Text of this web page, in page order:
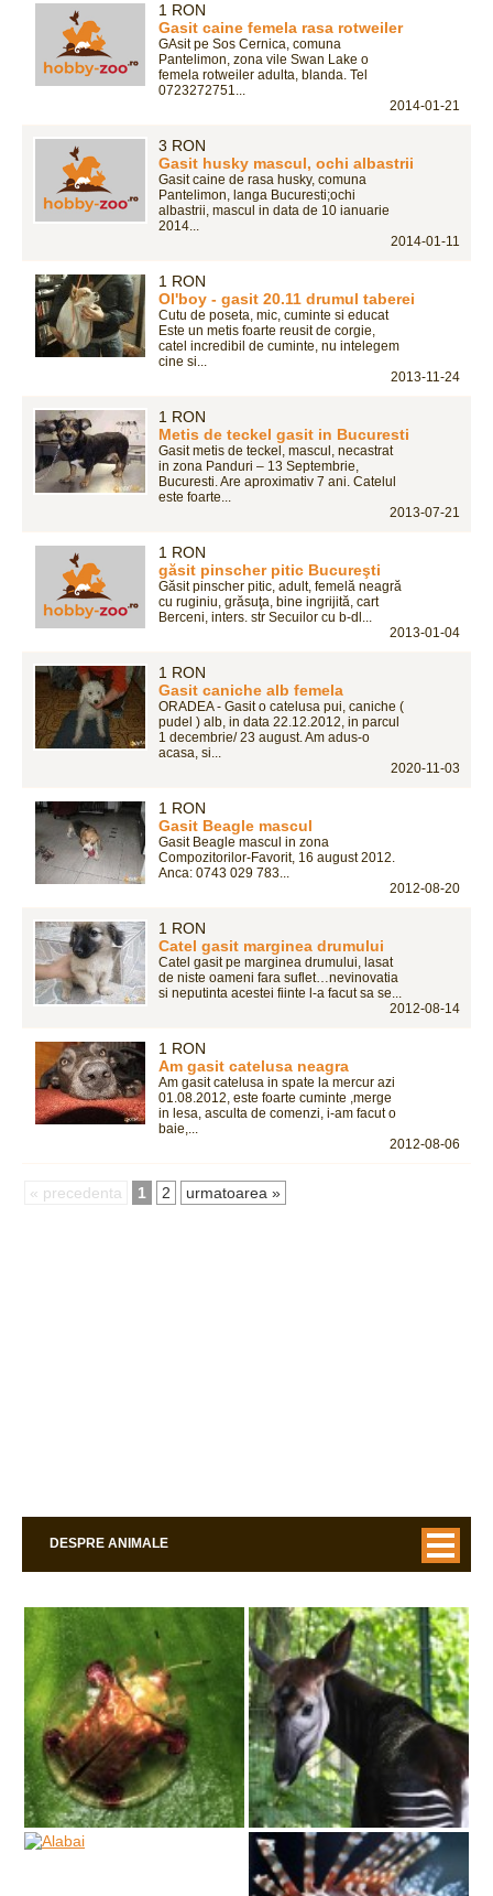
1 RON
Gasit caine femela rasa rotweiler
GAsit pe Sos Cernica, comuna
Pantelimon, zona vile Swan Lake o
femela rotweiler adulta, blanda. Tel
0723272751...
2014-01-21
3 RON
Gasit husky mascul, ochi albastrii
Gasit caine de rasa husky, comuna
Pantelimon, langa Bucuresti;ochi
albastrii, mascul in data de 10 ianuarie
2014...
2014-01-11
1 RON
Ol'boy - gasit 20.11 drumul taberei
Cutu de poseta, mic, cuminte si educat
Este un metis foarte reusit de corgie,
catel incredibil de cuminte, nu intelegem
cine si...
2013-11-24
1 RON
Metis de teckel gasit in Bucuresti
Gasit metis de teckel, mascul, necastrat
in zona Panduri – 13 Septembrie,
Bucuresti. Are aproximativ 7 ani. Catelul
este foarte...
2013-07-21
1 RON
găsit pinscher pitic Bucureşti
Găsit pinscher pitic, adult, femelă neagră
cu ruginiu, grăsuţa, bine ingrijită, cart
Berceni, inters. str Secuilor cu b-dl...
2013-01-04
1 RON
Gasit caniche alb femela
ORADEA - Gasit o catelusa pui, caniche (
pudel ) alb, in data 22.12.2012, in parcul
1 decembrie/ 23 august. Am adus-o
acasa, si...
2020-11-03
1 RON
Gasit Beagle mascul
Gasit Beagle mascul in zona
Compozitorilor-Favorit, 16 august 2012.
Anca: 0743 029 783...
2012-08-20
1 RON
Catel gasit marginea drumului
Catel gasit pe marginea drumului, lasat
de niste oameni fara suflet…nevinovatia
si neputinta acestei fiinte l-a facut sa se...
2012-08-14
1 RON
Am gasit catelusa neagra
Am gasit catelusa in spate la mercur azi
01.08.2012, este foarte cuminte ,merge
in lesa, asculta de comenzi, i-am facut o
baie,...
2012-08-06
« precedenta 1 2 urmatoarea »
DESPRE ANIMALE